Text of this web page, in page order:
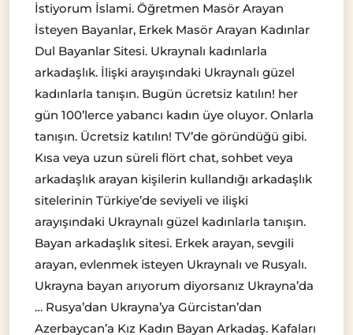
İstiyorum İslami. Öğretmen Masör Arayan
İsteyen Bayanlar, Erkek Masör Arayan Kadınlar
Dul Bayanlar Sitesi. Ukraynalı kadınlarla
arkadaşlık. İlişki arayışındaki Ukraynalı güzel
kadınlarla tanışın. Bugün ücretsiz katılın! her
gün 100’lerce yabancı kadın üye oluyor. Onlarla
tanışın. Ücretsiz katılın! TV’de göründüğü gibi.
Kısa veya uzun süreli flört chat, sohbet veya
arkadaşlık arayan kişilerin kullandığı arkadaşlık
sitelerinin Türkiye’de seviyeli ve ilişki
arayışındaki Ukraynalı güzel kadınlarla tanışın.
Bayan arkadaşlık sitesi. Erkek arayan, sevgili
arayan, evlenmek isteyen Ukraynalı ve Rusyalı.
Ukrayna bayan arıyorum diyorsanız Ukrayna’da
… Rusya’dan Ukrayna’ya Gürcistan’dan
Azerbaycan’a Kız Kadın Bayan Arkadaş. Kafaları